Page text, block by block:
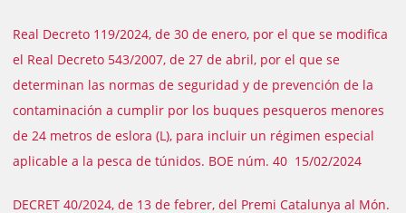
Real Decreto 119/2024, de 30 de enero, por el que se modifica
el Real Decreto 543/2007, de 27 de abril, por el que se
determinan las normas de seguridad y de prevención de la
contaminación a cumplir por los buques pesqueros menores
de 24 metros de eslora (L), para incluir un régimen especial
aplicable a la pesca de túnidos. BOE núm. 40 15/02/2024
DECRET 40/2024, de 13 de febrer, del Premi Catalunya al Món.